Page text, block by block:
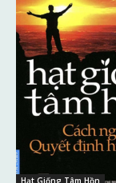
Hạt Giống Tâm Hồn